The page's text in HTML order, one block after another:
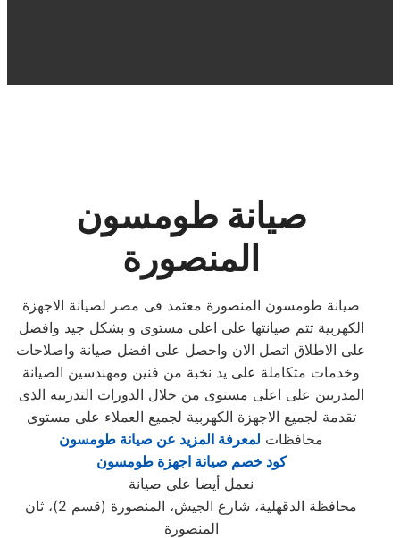
صيانة طومسون
المنصورة
صيانة طومسون المنصورة معتمد فى مصر لصيانة الاجهزة
الكهربية تتم صيانتها على اعلى مستوى و بشكل جيد وافضل
على الاطلاق اتصل الان واحصل على افضل صيانة واصلاحات
وخدمات متكاملة على يد نخبة من فنين ومهندسين الصيانة
المدربين على اعلى مستوى من خلال الدورات التدربيه الذى
تقدمة لجميع الاجهزة الكهربية لجميع العملاء على مستوى
محافظات لمعرفة المزيد عن صيانة طومسون
كود خصم صيانة اجهزة طومسون
نعمل أيضا علي صيانة
محافظة الدقهلية، شارع الجيش، المنصورة (قسم 2)، ثان
المنصورة